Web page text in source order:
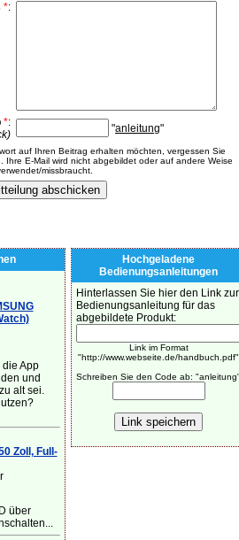
*:
*:
"anleitung"
auf Ihren Beitrag erhalten möchten, vergessen Sie
Ihre E-Mail wird nicht abgebildet oder auf andere Weise
missbraucht.
App
und
alt sei.
Zoll, Full-
über
Hochgeladene
Bedienungsanleitungen
Hinterlassen Sie hier den Link zur
Bedienungsanleitung für das
abgebildete Produkt:
Link im Format
"http://www.webseite.de/handbuch.pdf"
Schreiben Sie den Code ab: